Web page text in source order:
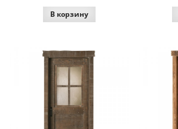
В корзину